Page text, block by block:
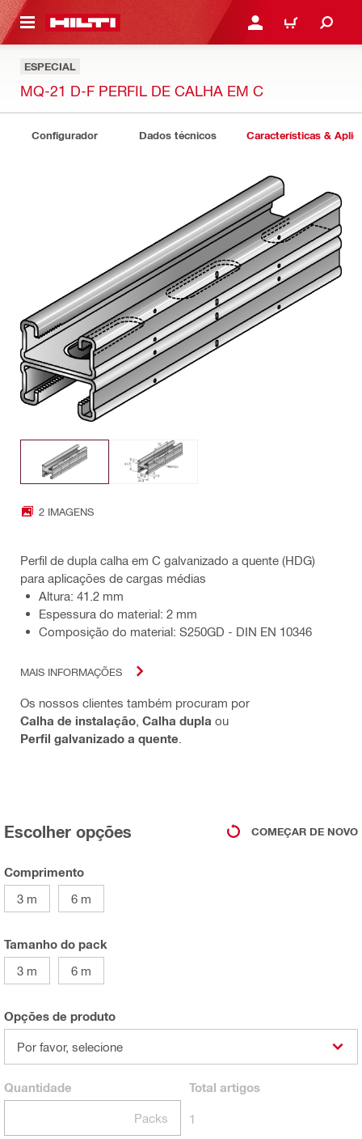
CONTENT ENTRAR OU REGISTAR
CARRINHO
ESPECIAL
MQ-21 D-F PERFIL DE CALHA EM C
Configurador Dados técnicos Características &
2 IMAGENS
Perfil de dupla calha em C galvanizado a quente (HDG)
para aplicações de cargas médias
Altura: 41.2 mm
Espessura do material: 2 mm
Composição do material: S250GD - DIN EN 10346
MAIS INFORMAÇÕES
Os nossos clientes também procuram por
Calha de instalação Calha dupla ou
Perfil galvanizado a quente
Escolher opções COMEÇAR DE NOVO
Comprimento
3 m
6 m
Tamanho do pack
3 m
6 m
Opções de produto
Por favor, selecione
Quantidade
Packs
Total artigos
1